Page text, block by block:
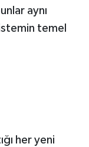
aynı
temel
her yeni